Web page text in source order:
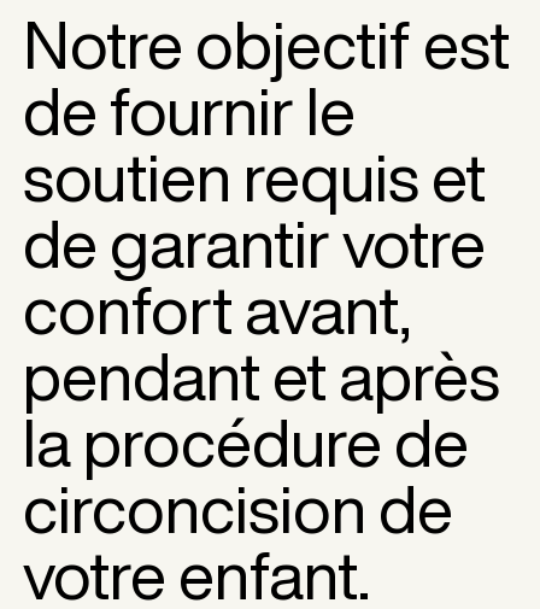
Notre objectif est
de fournir le
soutien requis et
de garantir votre
confort avant,
pendant et après
la procédure de
circoncision de
votre enfant.